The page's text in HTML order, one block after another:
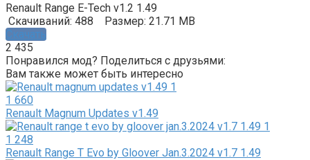
Renault Range E-Tech v1.2 1.49
Скачиваний: 488
Размер: 21.71 MB
Скачать
2 435
Понравился мод? Поделиться с друзьями:
Вам также может быть интересно
1 660
Renault Magnum Updates v1.49
1 248
Renault Range T Evo by Gloover Jan.3.2024 v1.7 1.49